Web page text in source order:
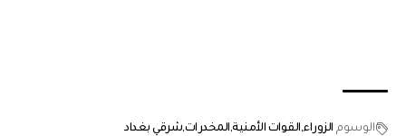
الوسوم الزوراء القوات الأمنية المخدراتشرقي بغداد